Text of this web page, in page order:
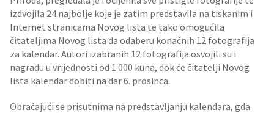
izdvojila 24 najbolje koje je zatim predstavila na tiskanim i
Internet stranicama Novog lista te tako omogućila
čitateljima Novog lista da odaberu konačnih 12 fotografija
za kalendar. Autori izabranih 12 fotografija osvojili su i
nagradu u vrijednosti od 1 000 kuna, dok će čitatelji Novog
lista kalendar dobiti na dar 6. prosinca.
Obraćajući se prisutnima na predstavljanju kalendara, gđa.